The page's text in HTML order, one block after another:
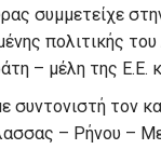
συμμετείχε
πολιτικής
– μέλη της Ε.Ε.
συντονιστή τον
– Ρήνου –